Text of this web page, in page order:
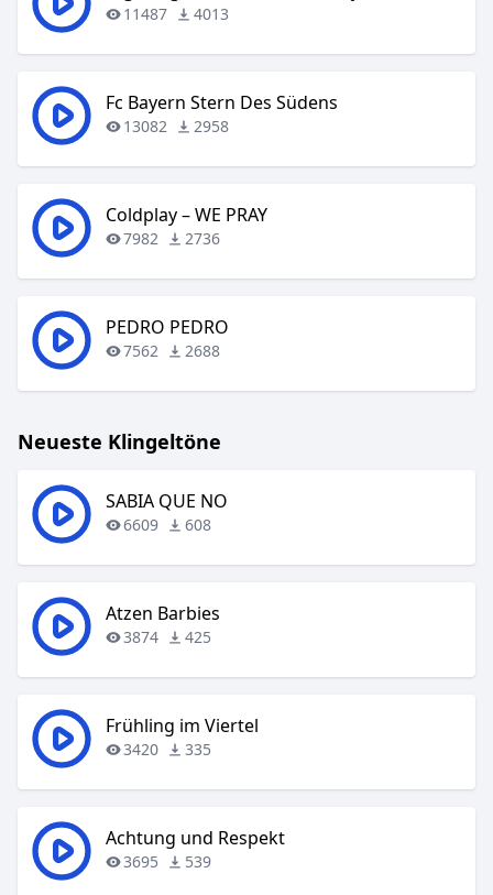
11487 4013
Fc Bayern Stern Des Südens
13082 2958
Coldplay – WE PRAY
7982 2736
PEDRO PEDRO
7562 2688
Neueste Klingeltöne
SABIA QUE NO
6609 608
Atzen Barbies
3874 425
Frühling im Viertel
3420 335
Achtung und Respekt
3695 539